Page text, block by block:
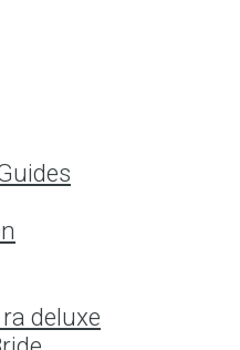
deluxe